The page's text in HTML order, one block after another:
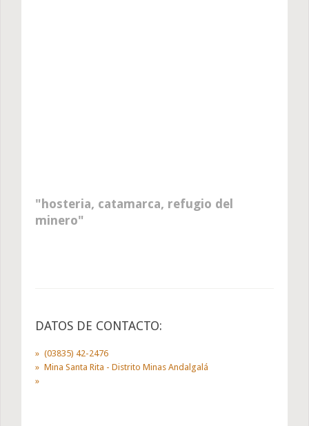
hosteria, catamarca, refugio del
minero
DATOS DE CONTACTO:
(03835) 42-2476
Mina Santa Rita - Distrito Minas Andalgalá